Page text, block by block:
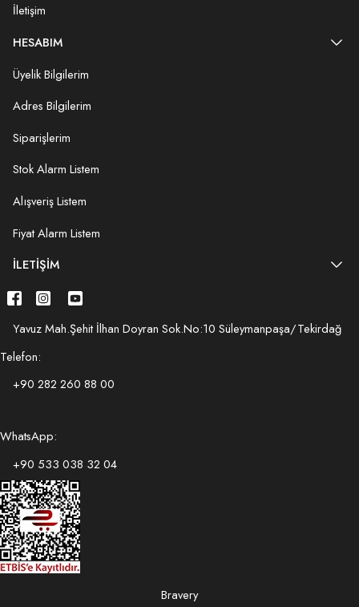
İletişim
HESABIM
Üyelik Bilgilerim
Adres Bilgilerim
Siparişlerim
Stok Alarm Listem
Alışveriş Listem
Fiyat Alarm Listem
İLETIŞIM
Yavuz Mah.Şehit İlhan Doyran Sok.No:10 Süleymanpaşa/Tekirdağ
Telefon:
+90 282 260 88 00
WhatsApp:
+90 533 038 32 04
Bravery